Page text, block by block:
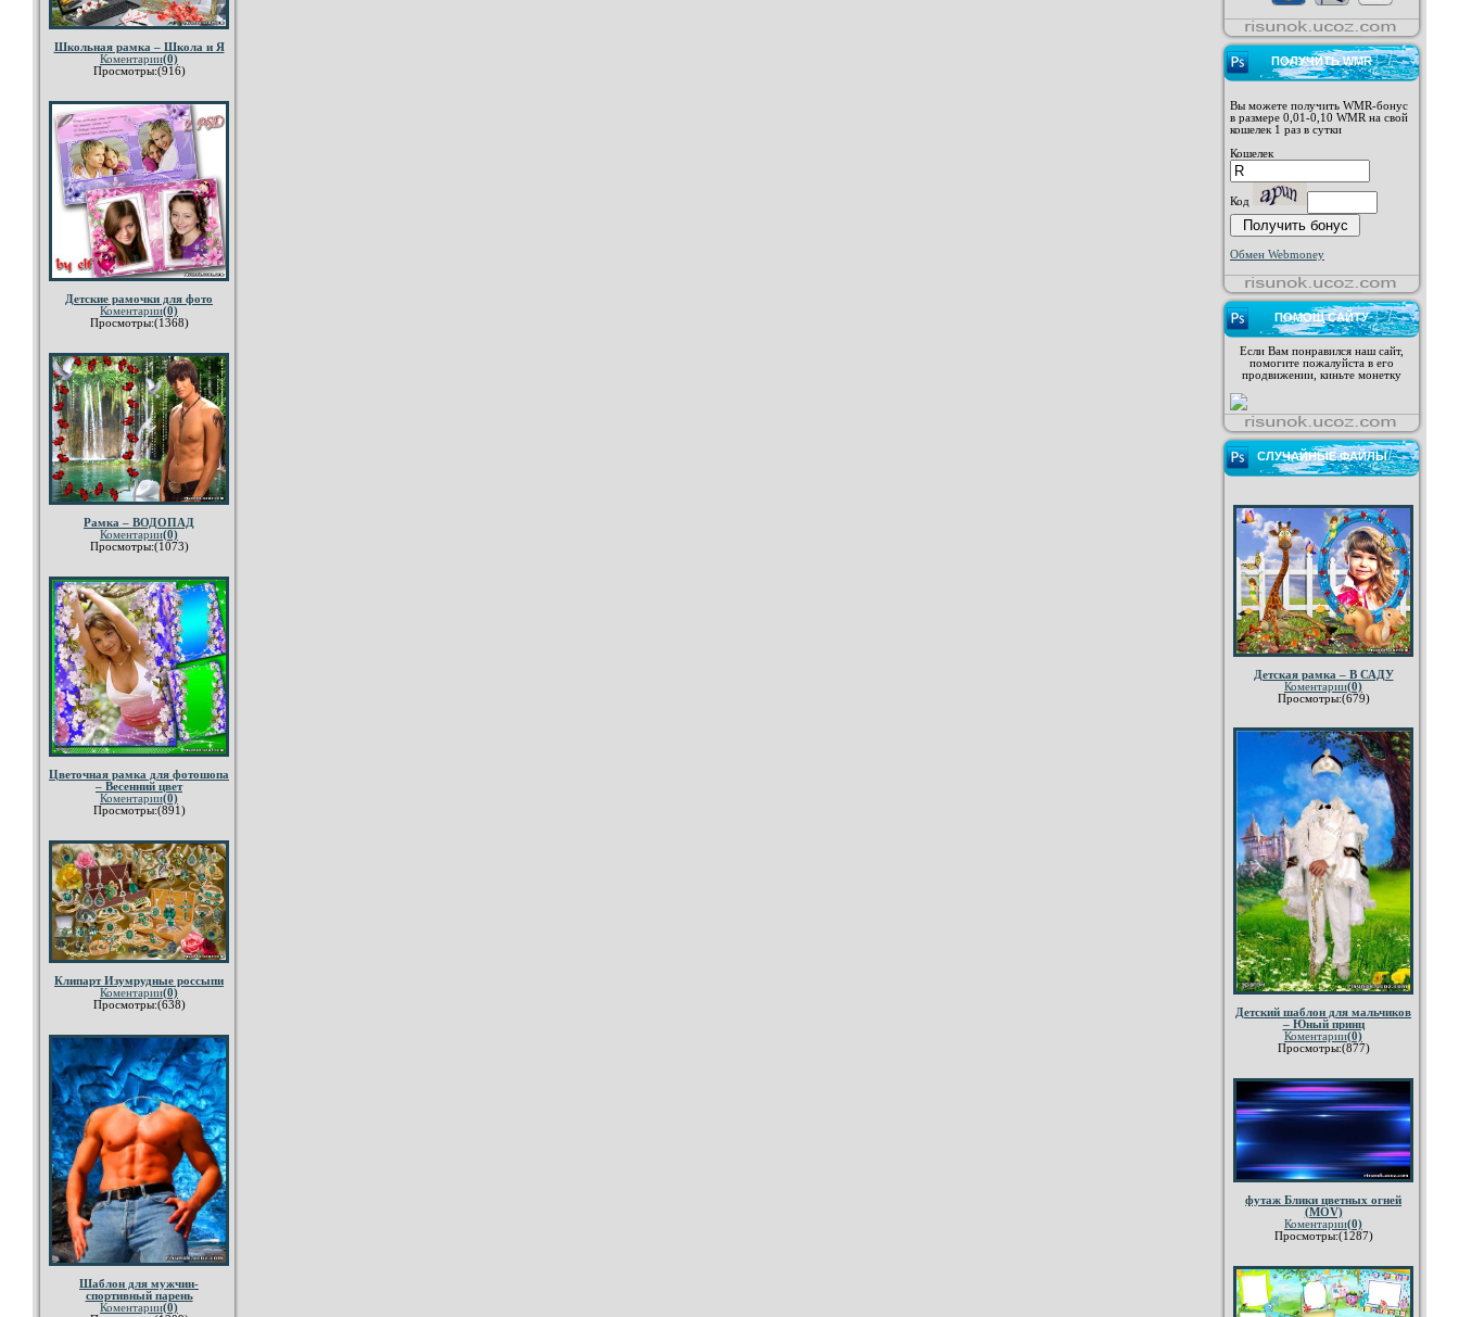
Школьная рамка – Школа и Я
Коментарии(0)
Просмотры:(916)
Детские рамочки для фото
Коментарии(0)
Просмотры:(1368)
Рамка – ВОДОПАД
Коментарии(0)
Просмотры:(1073)
Цветочная рамка для фотошопа
– Весенний цвет
Коментарии(0)
Просмотры:(891)
Клипарт Изумрудные россыпи
Коментарии(0)
Просмотры:(638)
Шаблон для мужчин-
спортивный парень
Коментарии(0)
ПОЛУЧИТЬ WMR
Вы можете получить WMR-бонус
в размере 0,01-0,10 WMR на свой
кошелек 1 раз в сутки
Кошелек
Код
Обмен Webmoney
ПОМОЩ САЙТУ
Если Вам понравился наш сайт,
помогите пожалуйста в его
продвижении, киньте монетку
СЛУЧАЙНЫЕ ФАЙЛЫ
Детская рамка – В САДУ
Коментарии(0)
Просмотры:(679)
Детский шаблон для мальчиков
– Юный принц
Коментарии(0)
Просмотры:(877)
футаж Блики цветных огней
(MOV)
Коментарии(0)
Просмотры:(1287)